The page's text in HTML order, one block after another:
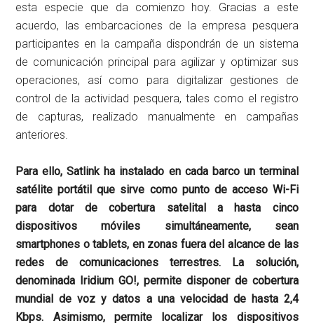
esta especie que da comienzo hoy. Gracias a este
acuerdo, las embarcaciones de la empresa pesquera
participantes en la campaña dispondrán de un sistema
de comunicación principal para agilizar y optimizar sus
operaciones, así como para digitalizar gestiones de
control de la actividad pesquera, tales como el registro
de capturas, realizado manualmente en campañas
anteriores.
Para ello, Satlink ha instalado en cada barco un terminal
satélite portátil que sirve como punto de acceso Wi-Fi
para dotar de cobertura satelital a hasta cinco
dispositivos móviles simultáneamente, sean
smartphones o tablets, en zonas fuera del alcance de las
redes de comunicaciones terrestres. La solución,
denominada Iridium GO!, permite disponer de cobertura
mundial de voz y datos a una velocidad de hasta 2,4
Kbps. Asimismo, permite localizar los dispositivos